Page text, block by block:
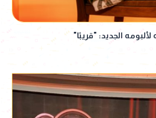
الجديد: "قريبًا"